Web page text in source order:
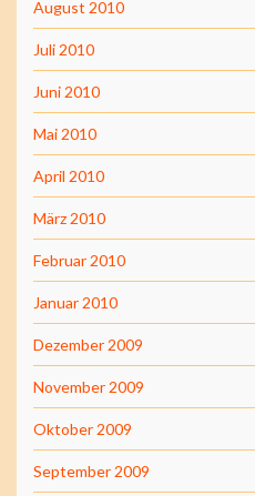
August 2010
Juli 2010
Juni 2010
Mai 2010
April 2010
März 2010
Februar 2010
Januar 2010
Dezember 2009
November 2009
Oktober 2009
September 2009